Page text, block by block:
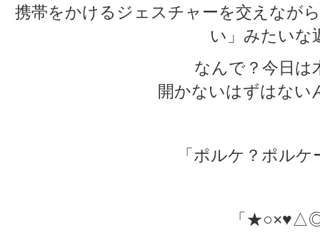
携帯をかけるジェスチャーを交えなが
い」みたいな
なんで？今日は
開かないはずはない
「ポルケ？ポルケ
「